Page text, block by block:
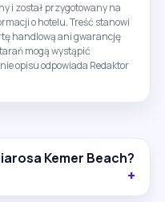
Fi w lobby oraz z
i atrakcji jest
sezonowo. To
wodnych i
i został przygotowany na
o hotelu. Treść stanowi
handlową ani gwarancję
mogą wystąpić
opisu odpowiada Redaktor
Kemer Beach?